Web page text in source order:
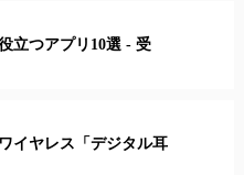
立つアプリ10選 - 受
イヤレス「デジタル耳